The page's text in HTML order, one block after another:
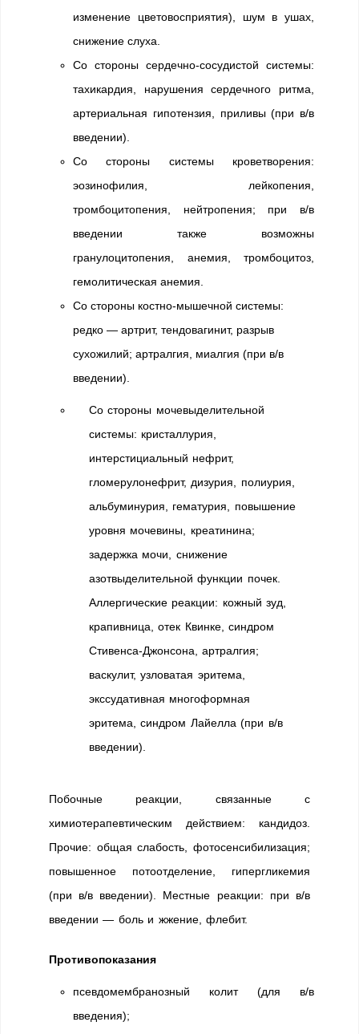
изменение цветовосприятия), шум в ушах,
снижение слуха.
Со стороны сердечно-сосудистой системы:
тахикардия, нарушения сердечного ритма,
артериальная гипотензия, приливы (при в/в
введении).
Со стороны системы кроветворения:
эозинофилия, лейкопения,
тромбоцитопения, нейтропения; при в/в
введении также возможны
гранулоцитопения, анемия, тромбоцитоз,
гемолитическая анемия.
Со стороны костно-мышечной системы:
редко — артрит, тендовагинит, разрыв
сухожилий; артралгия, миалгия (при в/в
введении).
Со стороны мочевыделительной
системы: кристаллурия,
интерстициальный нефрит,
гломерулонефрит, дизурия, полиурия,
альбуминурия, гематурия, повышение
уровня мочевины, креатинина;
задержка мочи, снижение
азотвыделительной функции почек.
Аллергические реакции: кожный зуд,
крапивница, отек Квинке, синдром
Стивенса-Джонсона, артралгия;
васкулит, узловатая эритема,
экссудативная многоформная
эритема, синдром Лайелла (при в/в
введении).
Побочные реакции, связанные с
химиотерапевтическим действием: кандидоз.
Прочие: общая слабость, фотосенсибилизация;
повышенное потоотделение, гипергликемия
(при в/в введении). Местные реакции: при в/в
введении — боль и жжение, флебит.
Противопоказания
псевдомембранозный колит (для в/в
введения);